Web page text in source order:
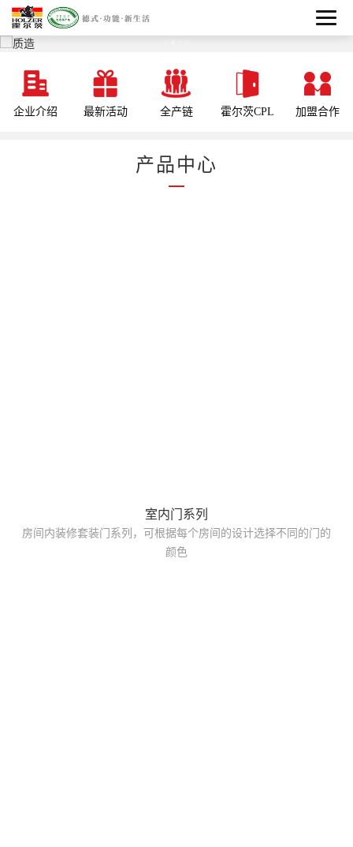
企业介绍 最新活动 全产链 霍尔茨CPL 加盟合作
产品中心
室内门系列
房间内装修套装门系列，可根据每个房间的设计选择不同的门的
颜色